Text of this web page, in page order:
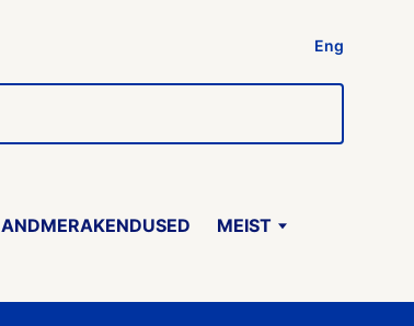
Eng
ANDMERAKENDUSED MEIST